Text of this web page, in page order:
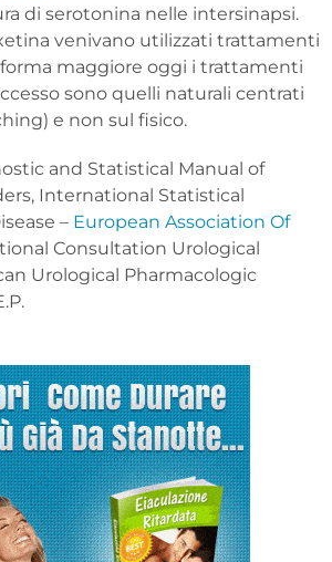
di serotonina nelle intersinapsi.
venivano utilizzati trattamenti
maggiore oggi i trattamenti
sono quelli naturali centrati
e non sul fisico.
and Statistical Manual of
International Statistical
– European Association Of
Consultation Urological
Urological Pharmacologic